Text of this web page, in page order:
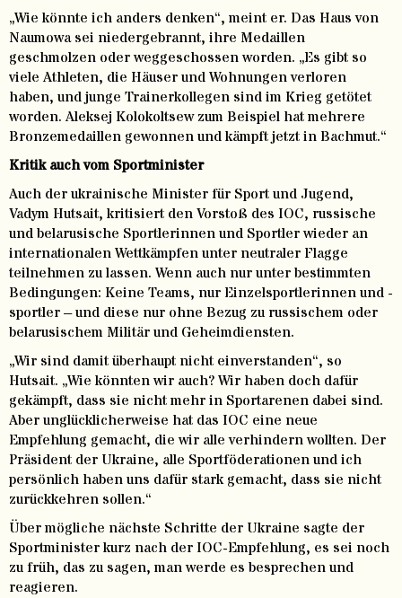
„Wie könnte ich anders denken“, meint er. Das Haus von
Naumowa sei niedergebrannt, ihre Medaillen
geschmolzen oder weggeschossen worden. „Es gibt so
viele Athleten, die Häuser und Wohnungen verloren
haben, und junge Trainerkollegen sind im Krieg getötet
worden. Aleksej Kolokoltsew zum Beispiel hat mehrere
Bronzemedaillen gewonnen und kämpft jetzt in Bachmut.“
Kritik auch vom Sportminister
Auch der ukrainische Minister für Sport und Jugend,
Vadym Hutsait, kritisiert den Vorstoß des IOC, russische
und belarusische Sportlerinnen und Sportler wieder an
internationalen Wettkämpfen unter neutraler Flagge
teilnehmen zu lassen. Wenn auch nur unter bestimmten
Bedingungen: Keine Teams, nur Einzelsportlerinnen und -
sportler – und diese nur ohne Bezug zu russischem oder
belarusischem Militär und Geheimdiensten.
„Wir sind damit überhaupt nicht einverstanden“, so
Hutsait. „Wie könnten wir auch? Wir haben doch dafür
gekämpft, dass sie nicht mehr in Sportarenen dabei sind.
Aber unglücklicherweise hat das IOC eine neue
Empfehlung gemacht, die wir alle verhindern wollten. Der
Präsident der Ukraine, alle Sportföderationen und ich
persönlich haben uns dafür stark gemacht, dass sie nicht
zurückkehren sollen.“
Über mögliche nächste Schritte der Ukraine sagte der
Sportminister kurz nach der IOC-Empfehlung, es sei noch
zu früh, das zu sagen, man werde es besprechen und
reagieren.